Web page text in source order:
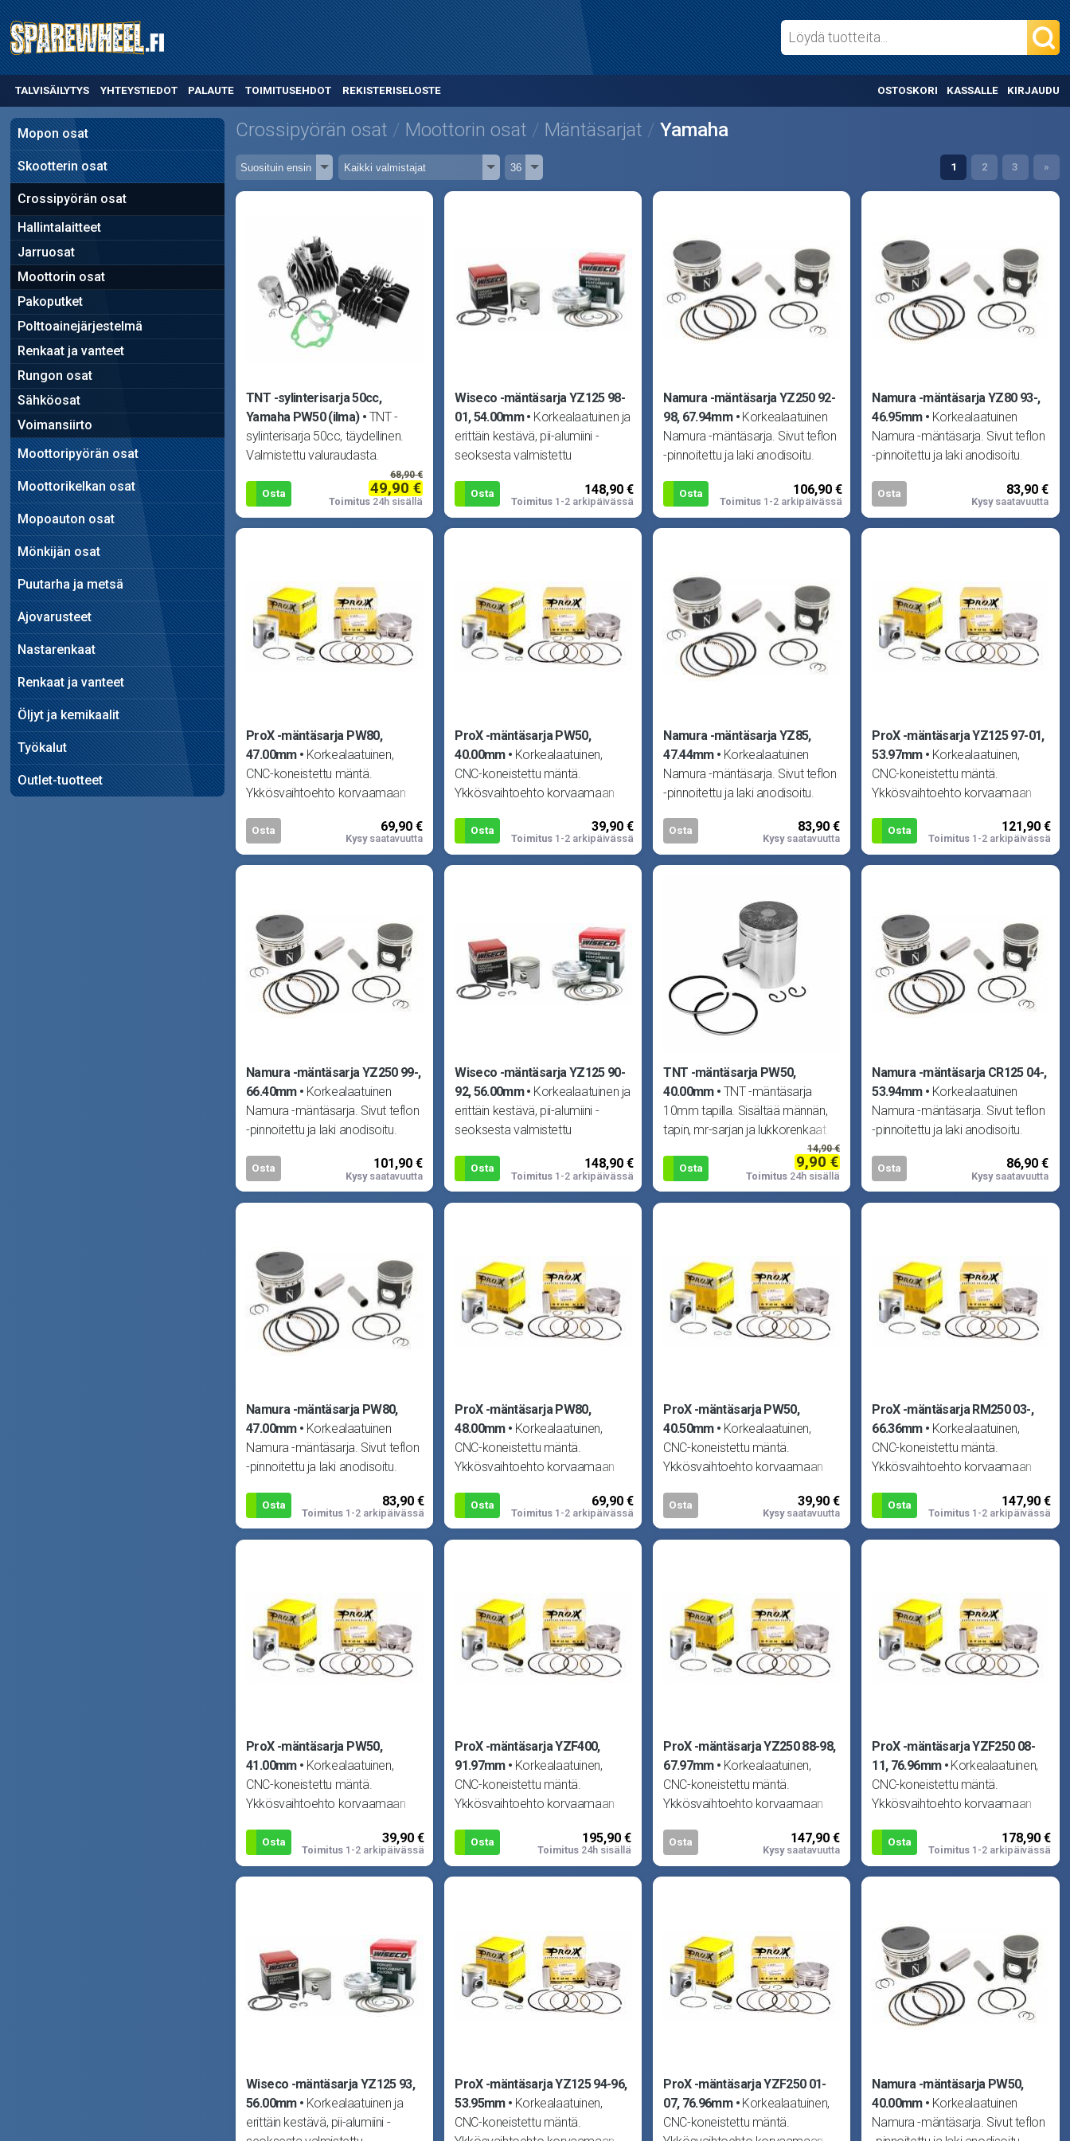
TALVISÄILYTYS YHTEYSTIEDOT PALAUTE TOIMITUSEHDOT REKISTERISELOSTE OSTOSKORI KASSALLE KIRJAUDU
Mopon osat
Skootterin osat
Crossipyörän osat
Hallintalaitteet
Jarruosat
Moottorin osat
Pakoputket
Polttoainejärjestelmä
Renkaat ja vanteet
Rungon osat
Sähköosat
Voimansiirto
Moottoripyörän osat
Moottorikelkan osat
Mopoauton osat
Mönkijän osat
Puutarha ja metsä
Ajovarusteet
Nastarenkaat
Renkaat ja vanteet
Öljyt ja kemikaalit
Työkalut
Outlet-tuotteet
Crossipyörän osat Moottorin osat Mäntäsarjat Yamaha
1 2 3 »
TNT -sylinterisarja 50cc,
Yamaha PW50 (ilma)
TNT -
sylinterisarja 50cc, täydellinen.
Valmistettu valuraudasta.
männän (10mm männä
Osta
68,90 €
49,90 €
Toimitus24h sisällä
Wiseco -mäntäsarja YZ125 98-
01, 54.00mm
Korkealaatuinen ja
erittäin kestävä, pii-alumiini -
seoksesta valmistettu
vaativille kuskeil
Osta 148,90 €
Toimitus1-2 arkipäivässä
Namura -mäntäsarja YZ250 92-
98, 67.94mm
Korkealaatuinen
Namura -mäntäsarja. Sivut teflon
-pinnoitettu ja laki anodisoitu.
Osta 106,90 €
Toimitus1-2 arkipäivässä
Namura -mäntäsarja YZ80 93-,
46.95mm
Korkealaatuinen
Namura -mäntäsarja. Sivut teflon
-pinnoitettu ja laki anodisoitu.
Osta 83,90 €
Kysysaatavuutta
ProX -mäntäsarja PW80,
47.00mm
Korkealaatuinen,
CNC-koneistettu mäntä.
Ykkösvaihtoehto korvaamaan
tahansa moottorissa.
Osta 69,90 €
Kysysaatavuutta
ProX -mäntäsarja PW50,
40.00mm
Korkealaatuinen,
CNC-koneistettu mäntä.
Ykkösvaihtoehto korvaamaan
tahansa moottorissa.
Osta 39,90 €
Toimitus1-2 arkipäivässä
Namura -mäntäsarja YZ85,
47.44mm
Korkealaatuinen
Namura -mäntäsarja. Sivut teflon
-pinnoitettu ja laki anodisoitu.
Osta 83,90 €
Kysysaatavuutta
ProX -mäntäsarja YZ125 97-01,
53.97mm
Korkealaatuinen,
CNC-koneistettu mäntä.
Ykkösvaihtoehto korvaamaan
tahansa moottorissa.
Osta 121,90 €
Toimitus1-2 arkipäivässä
Namura -mäntäsarja YZ250 99-,
66.40mm
Korkealaatuinen
Namura -mäntäsarja. Sivut teflon
-pinnoitettu ja laki anodisoitu.
Osta 101,90 €
Kysysaatavuutta
Wiseco -mäntäsarja YZ125 90-
92, 56.00mm
Korkealaatuinen ja
erittäin kestävä, pii-alumiini -
seoksesta valmistettu
vaativille kuskeil
Osta 148,90 €
Toimitus1-2 arkipäivässä
TNT -mäntäsarja PW50,
40.00mm
TNT -mäntäsarja
10mm tapilla. Sisältää männän,
tapin, mr-sarjan ja lukkorenkaat.
Osta
14,90 €
9,90 €
Toimitus 24h sisällä
Namura -mäntäsarja CR125 04-,
53.94mm
Korkealaatuinen
Namura -mäntäsarja. Sivut teflon
-pinnoitettu ja laki anodisoitu.
Osta 86,90 €
Kysysaatavuutta
Namura -mäntäsarja PW80,
47.00mm
Korkealaatuinen
Namura -mäntäsarja. Sivut teflon
-pinnoitettu ja laki anodisoitu.
Osta 83,90 €
Toimitus 1-2 arkipäivässä
ProX -mäntäsarja PW80,
48.00mm
Korkealaatuinen,
CNC-koneistettu mäntä.
Ykkösvaihtoehto korvaamaan
tahansa moottorissa.
Osta 69,90 €
Toimitus1-2 arkipäivässä
ProX -mäntäsarja PW50,
40.50mm
Korkealaatuinen,
CNC-koneistettu mäntä.
Ykkösvaihtoehto korvaamaan
tahansa moottorissa.
Osta 39,90 €
Kysysaatavuutta
ProX -mäntäsarja RM250 03-,
66.36mm
Korkealaatuinen,
CNC-koneistettu mäntä.
Ykkösvaihtoehto korvaamaan
tahansa moottorissa.
Osta 147,90 €
Toimitus1-2 arkipäivässä
ProX -mäntäsarja PW50,
41.00mm
Korkealaatuinen,
CNC-koneistettu mäntä.
Ykkösvaihtoehto korvaamaan
tahansa moottorissa.
Osta 39,90 €
Toimitus 1-2 arkipäivässä
ProX -mäntäsarja YZF400,
91.97mm
Korkealaatuinen,
CNC-koneistettu mäntä.
Ykkösvaihtoehto korvaamaan
tahansa moottorissa.
Osta 195,90 €
Toimitus24h sisällä
ProX -mäntäsarja YZ250 88-98,
67.97mm
Korkealaatuinen,
CNC-koneistettu mäntä.
Ykkösvaihtoehto korvaamaan
tahansa moottorissa.
Osta 147,90 €
Kysysaatavuutta
ProX -mäntäsarja YZF250 08-
11, 76.96mm
Korkealaatuinen,
CNC-koneistettu mäntä.
Ykkösvaihtoehto korvaamaan
tahansa moottorissa.
Osta 178,90 €
Toimitus1-2 arkipäivässä
Wiseco -mäntäsarja YZ125 93,
56.00mm
Korkealaatuinen ja
erittäin kestävä, pii-alumiini -
ProX -mäntäsarja YZ125 94-96,
53.95mm
Korkealaatuinen,
CNC-koneistettu mäntä.
ProX -mäntäsarja YZF250 01-
07, 76.96mm
Korkealaatuinen,
CNC-koneistettu mäntä.
Namura -mäntäsarja PW50,
40.00mm
Korkealaatuinen
Namura -mäntäsarja. Sivut teflon